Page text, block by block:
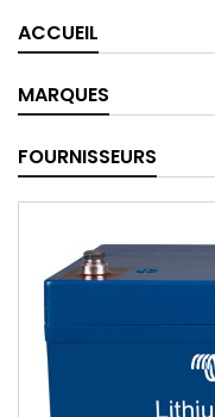
ACCUEIL
MARQUES
FOURNISSEURS